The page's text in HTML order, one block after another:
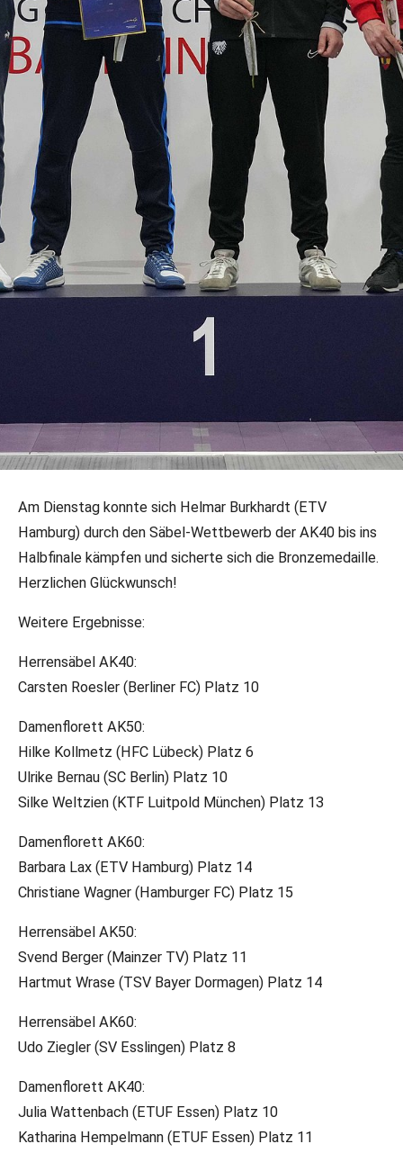
19.11.2025 LR/DFB-PR
Veteranen-WM in Bahrain Tag 7 und
8
Am Dienstag konnte sich Helmar Burkhardt (ETV
Hamburg) durch den Säbel-Wettbewerb der AK40 bis ins
Halbfinale kämpfen und sicherte sich die Bronzemedaille.
Herzlichen Glückwunsch!
Weitere Ergebnisse:
Herrensäbel AK40:
Carsten Roesler (Berliner FC) Platz 10
Damenflorett AK50:
Hilke Kollmetz (HFC Lübeck) Platz 6
Ulrike Bernau (SC Berlin) Platz 10
Silke Weltzien (KTF Luitpold München) Platz 13
Damenflorett AK60:
Barbara Lax (ETV Hamburg) Platz 14
Christiane Wagner (Hamburger FC) Platz 15
Herrensäbel AK50:
Svend Berger (Mainzer TV) Platz 11
Hartmut Wrase (TSV Bayer Dormagen) Platz 14
Herrensäbel AK60:
Udo Ziegler (SV Esslingen) Platz 8
Damenflorett AK40:
Julia Wattenbach (ETUF Essen) Platz 10
Katharina Hempelmann (ETUF Essen) Platz 11